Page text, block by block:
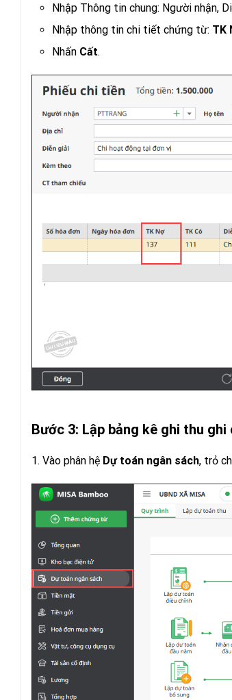
Nhập Thông tin chung: Người nhận,
Nhập thông tin chi tiết chứng từ: TK
Nhấn Cất.
Bước 3: Lập bảng kê ghi thu ghi
1. Vào phân hệ Dự toán ngân sách, trỏ